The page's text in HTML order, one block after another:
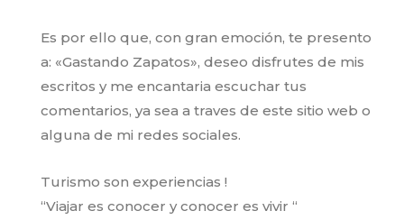
Es por ello que, con gran emoción, te presento
a: «Gastando Zapatos», deseo disfrutes de mis
escritos y me encantaria escuchar tus
comentarios, ya sea a traves de este sitio web o
alguna de mi redes sociales.
Turismo son experiencias !
“Viajar es conocer y conocer es vivir “